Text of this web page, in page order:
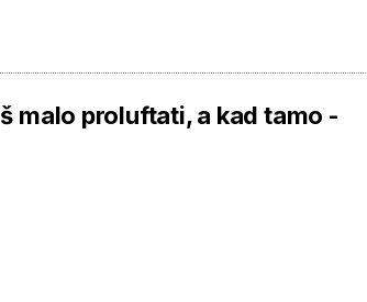
malo proluftati, a kad tamo -